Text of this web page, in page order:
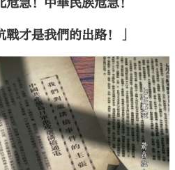
危急！中華民族危急！
才是我們的出路！」